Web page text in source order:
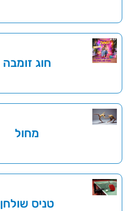
חוג זומבה
מחול
טניס שולחן